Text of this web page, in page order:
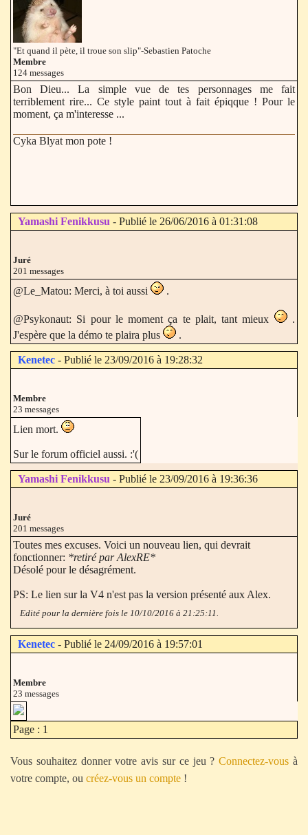
Page : 1
"Et quand il pète, il troue son slip"-Sebastien Patoche
Membre
124 messages
Bon Dieu... La simple vue de tes personnages me fait
terriblement rire... Ce style paint tout à fait épiqque ! Pour le
moment, ça m'interesse ...
Cyka Blyat mon pote !
Yamashi Fenikkusu - Publié le 26/06/2016 à 01:31:08
Juré
201 messages
@Le_Matou: Merci, à toi aussi .
@Psykonaut: Si pour le moment ça te plait, tant mieux
.
J'espère que la démo te plaira plus
.
Kenetec - Publié le 23/09/2016 à 19:28:32
Membre
23 messages
Lien mort.
Sur le forum officiel aussi. :'(
Yamashi Fenikkusu - Publié le 23/09/2016 à 19:36:36
Juré
201 messages
Toutes mes excuses. Voici un nouveau lien, qui devrait
fonctionner: *retiré par AlexRE*
Désolé pour le désagrément.
PS: Le lien sur la V4 n'est pas la version présenté aux Alex.
Edité pour la dernière fois le 10/10/2016 à 21:25:11.
Kenetec - Publié le 24/09/2016 à 19:57:01
Membre
23 messages
Vous souhaitez donner votre avis sur ce jeu ?Connectez-vous à
votre compte, ou créez-vous un compte !